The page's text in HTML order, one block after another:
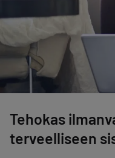
Tehokas
terveelliseen